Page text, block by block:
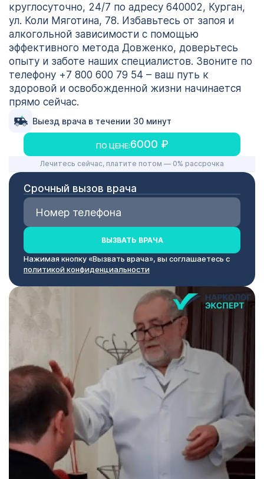
круглосуточно, 24/7 по адресу 640002, Курган,
ул. Коли Мяготина, 78. Избавьтесь от запоя и
алкогольной зависимости с помощью
эффективного метода Довженко, доверьтесь
опыту и заботе наших специалистов. Звоните по
телефону +7 800 600 79 54 – ваш путь к
здоровой и освобожденной жизни начинается
прямо сейчас.
ПО ЦЕНЕ:6000 ₽
Выезд врача в течении 30 минут
Лечитесь сейчас, платите потом — 0% рассрочка
Срочный вызов врача
ВЫЗВАТЬ ВРАЧА
Нажимая кнопку «Вызвать врача», вы соглашаетесь с
политикой конфиденциальности